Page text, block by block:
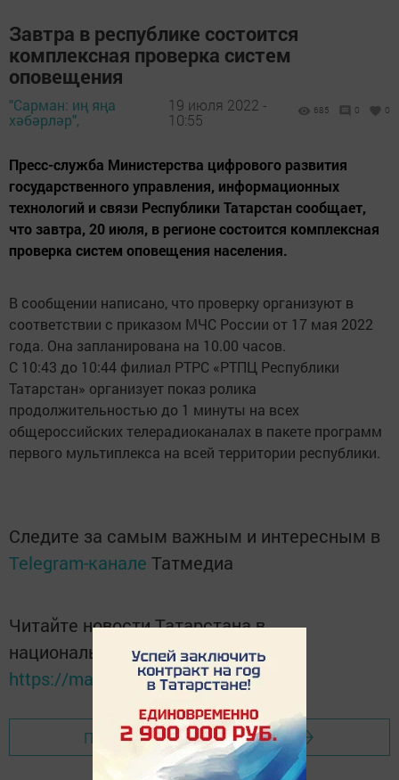
Завтра в республике состоится
комплексная проверка систем
оповещения
"Сарман: иң яңа
хәбәрләр",
19 июля 2022 -
10:55
685 0 0
Пресс-служба Министерства цифрового развития
государственного управления, информационных
технологий и связи Республики Татарстан сообщает,
что завтра, 20 июля, в регионе состоится комплексная
проверка систем оповещения населения.
В сообщении написано, что проверку организуют в
соответствии с приказом МЧС России от 17 мая 2022
года. Она запланирована на 10.00 часов.
С 10:43 до 10:44 филиал РТРС «РТПЦ Республики
Татарстан» организует показ ролика
продолжительностью до 1 минуты на всех
общероссийских телерадиоканалах в пакете программ
первого мультиплекса на всей территории республики.
Следите за самым важным и интересным в
Telegram-канале Татмедиа
Читайте новости Татарстана в
национальном мессенджере MАХ:
https://max.ru/tatmedia
Перейти на страницу новости